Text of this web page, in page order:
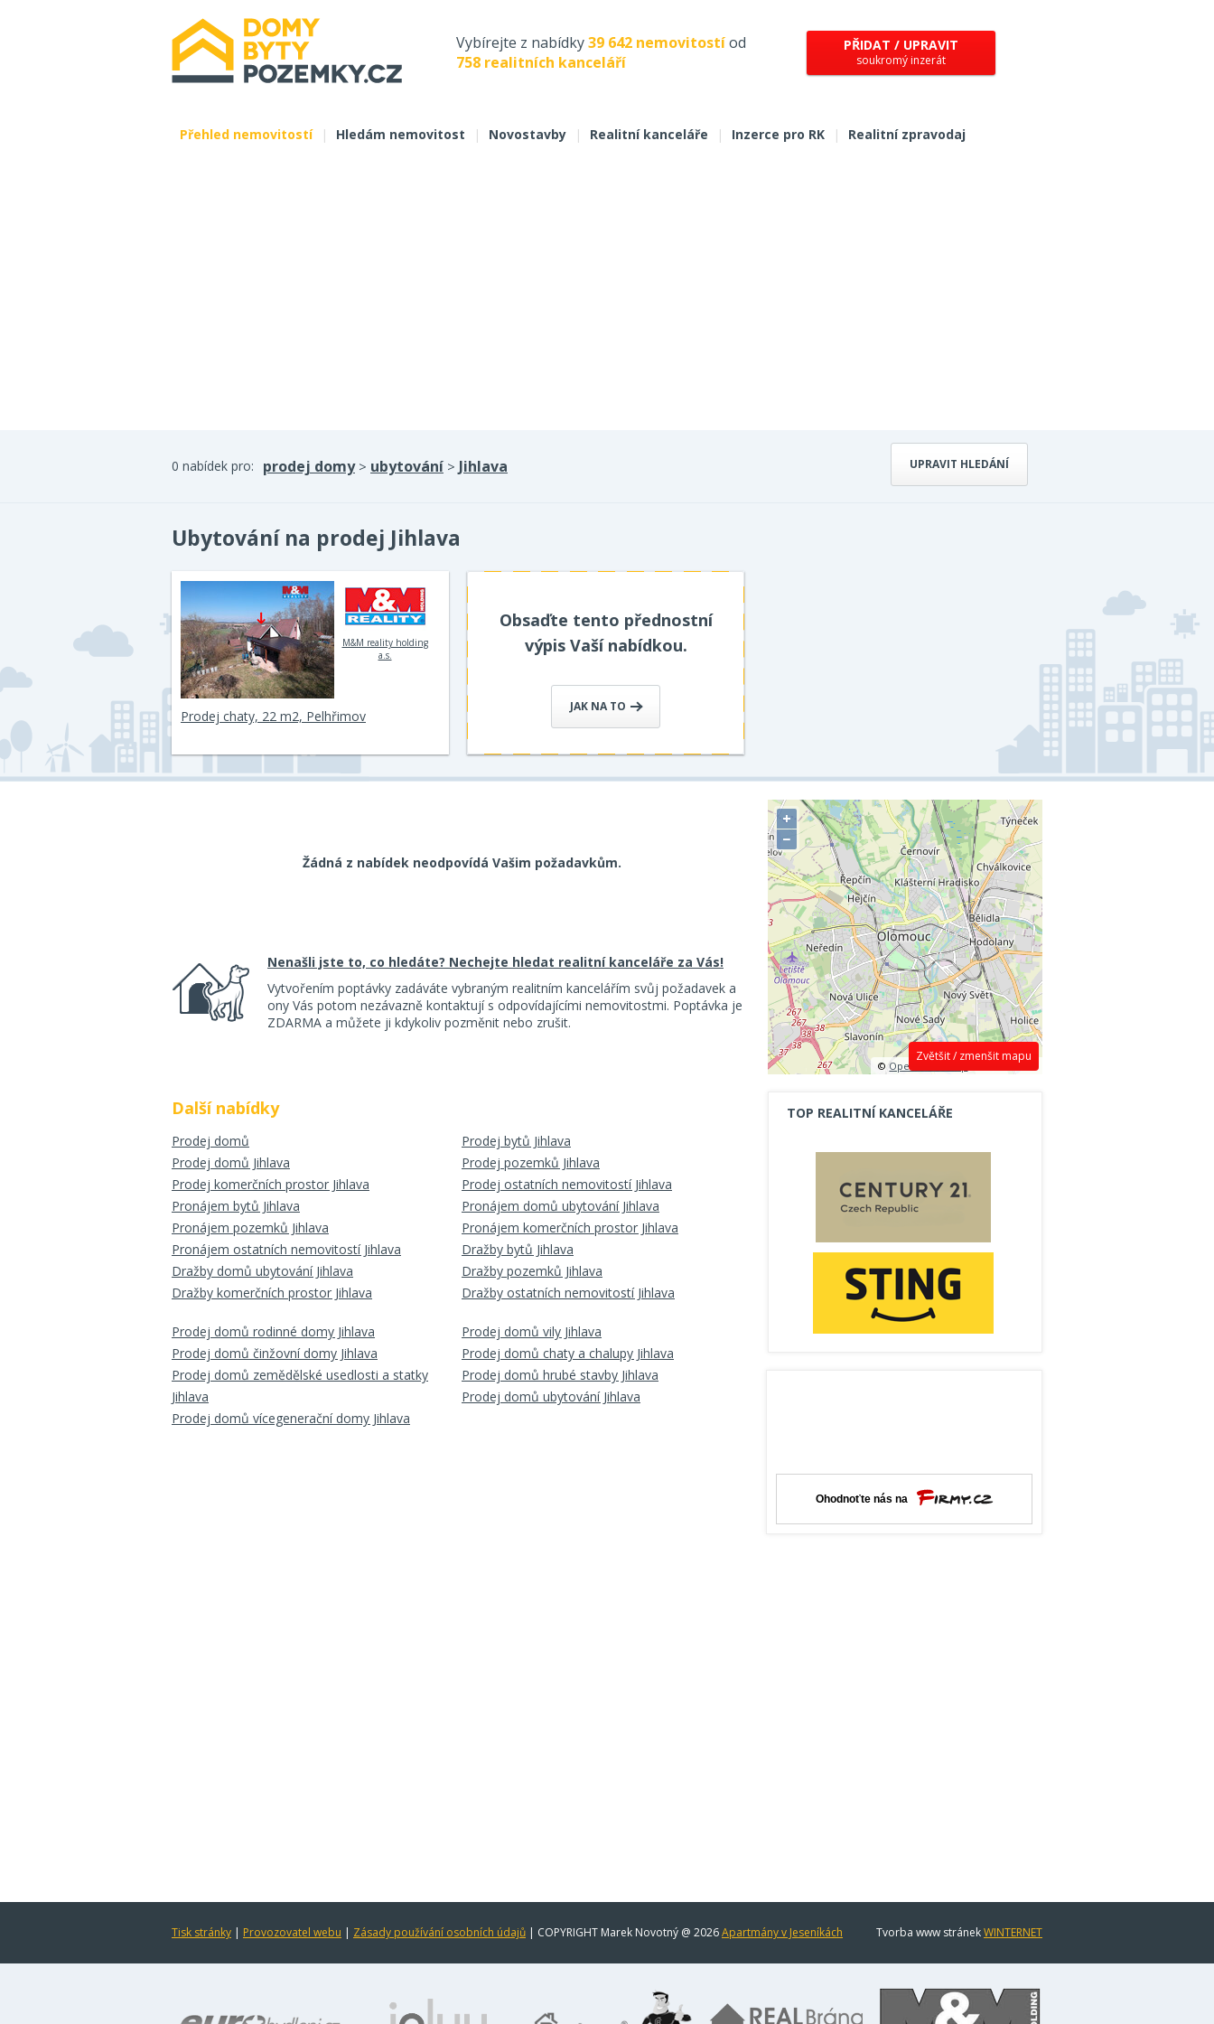
Vybírejte z nabídky39 642 nemovitostíod
758 realitních kanceláří
PŘIDAT / UPRAVIT
soukromý inzerát
Přehled nemovitostí | Hledám nemovitost | Novostavby | Realitní kanceláře | Inzerce pro RK | Realitní zpravodaj
UPRAVIT HLEDÁNÍ
0 nabídek pro: prodej domy> ubytování > Jihlava
Ubytování na prodej Jihlava
M&M reality holding
a.s.
Prodej chaty, 22 m2, Pelhřimov
Obsaďte tento přednostní
výpis Vaší nabídkou.
JAK NA TO
Žádná z nabídek neodpovídá Vašim požadavkům.
Nenašli jste to, co hledáte? Nechejte hledat realitní kanceláře za Vás!
Vytvořením poptávky zadáváte vybraným realitním kancelářím svůj požadavek a
ony Vás potom nezávazně kontaktují s odpovídajícími nemovitostmi. Poptávka je
ZDARMA a můžete ji kdykoliv pozměnit nebo zrušit.
Další nabídky
Prodej domů
Prodej bytů Jihlava
Prodej domů Jihlava
Prodej pozemků Jihlava
Prodej komerčních prostor Jihlava
Prodej ostatních nemovitostí Jihlava
Pronájem bytů Jihlava
Pronájem domů ubytování Jihlava
Pronájem pozemků Jihlava
Pronájem komerčních prostor Jihlava
Pronájem ostatních nemovitostí Jihlava
Dražby bytů Jihlava
Dražby domů ubytování Jihlava
Dražby pozemků Jihlava
Dražby komerčních prostor Jihlava
Dražby ostatních nemovitostí Jihlava
Prodej domů rodinné domy Jihlava
Prodej domů vily Jihlava
Prodej domů činžovní domy Jihlava
Prodej domů chaty a chalupy Jihlava
Prodej domů zemědělské usedlosti a statky
Jihlava
Prodej domů hrubé stavby Jihlava
Prodej domů ubytování Jihlava
Prodej domů vícegenerační domy Jihlava
Zvětšit / zmenšit mapu
+
−
©OpenStreetMap contributors.
TOP REALITNÍ KANCELÁŘE
Tisk stránky | Provozovatel webu | Zásady používání osobních údajů | COPYRIGHT Marek Novotný @ 2026Apartmány v Jeseníkách Tvorba www stránekWINTERNET